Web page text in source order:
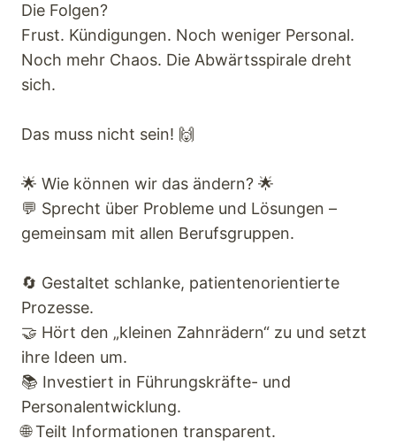
Die Folgen?
Frust. Kündigungen. Noch weniger Personal.
Noch mehr Chaos. Die Abwärtsspirale dreht
sich.
Das muss nicht sein! 🙌
🌟 Wie können wir das ändern? 🌟
💬 Sprecht über Probleme und Lösungen –
gemeinsam mit allen Berufsgruppen.
🔄 Gestaltet schlanke, patientenorientierte
Prozesse.
🤝 Hört den „kleinen Zahnrädern“ zu und setzt
ihre Ideen um.
📚 Investiert in Führungskräfte- und
Personalentwicklung.
🌐 Teilt Informationen transparent.